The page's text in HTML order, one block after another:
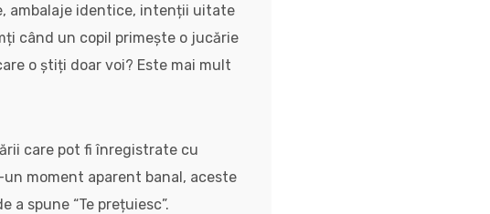
ambalaje identice, intenții uitate
când un copil primește o jucărie
o știți doar voi? Este mai mult
care pot fi înregistrate cu
moment aparent banal, aceste
spune “Te prețuiesc”.